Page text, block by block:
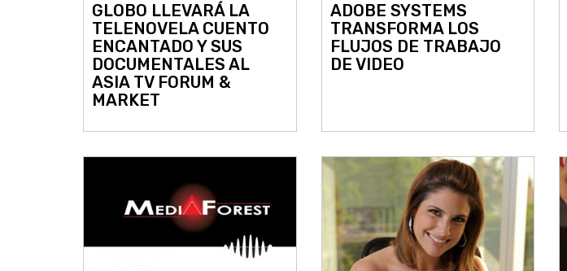
GLOBO LLEVARÁ LA
TELENOVELA CUENTO
ENCANTADO Y SUS
DOCUMENTALES AL
ASIA TV FORUM &
MARKET
ADOBE SYSTEMS
TRANSFORMA LOS
FLUJOS DE TRABAJO
DE VIDEO